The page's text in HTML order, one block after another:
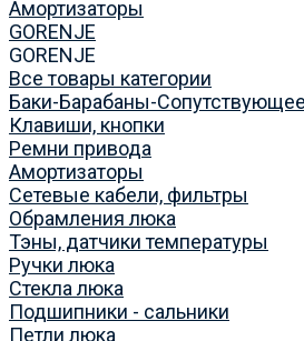
Амортизаторы
GORENJE
GORENJE
Все товары категории
Баки-Барабаны-Сопутствующее
Клавиши, кнопки
Ремни привода
Амортизаторы
Сетевые кабели, фильтры
Обрамления люка
Тэны, датчики температуры
Ручки люка
Стекла люка
Подшипники - сальники
Петли люка